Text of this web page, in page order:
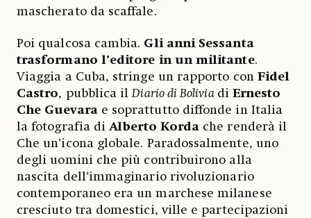
mascherato da scaffale.
Poi qualcosa cambia. Gli anni Sessanta
trasformano l’editore in un militante.
Viaggia a Cuba, stringe un rapporto con Fidel
Castro, pubblica ilDiario di Bolivia di Ernesto
Che Guevarae soprattutto diffonde in Italia
la fotografia diAlberto Korda che renderà il
Che un’icona globale. Paradossalmente, uno
degli uomini che più contribuirono alla
nascita dell’immaginario rivoluzionario
contemporaneo era un marchese milanese
cresciuto tra domestici, ville e partecipazioni